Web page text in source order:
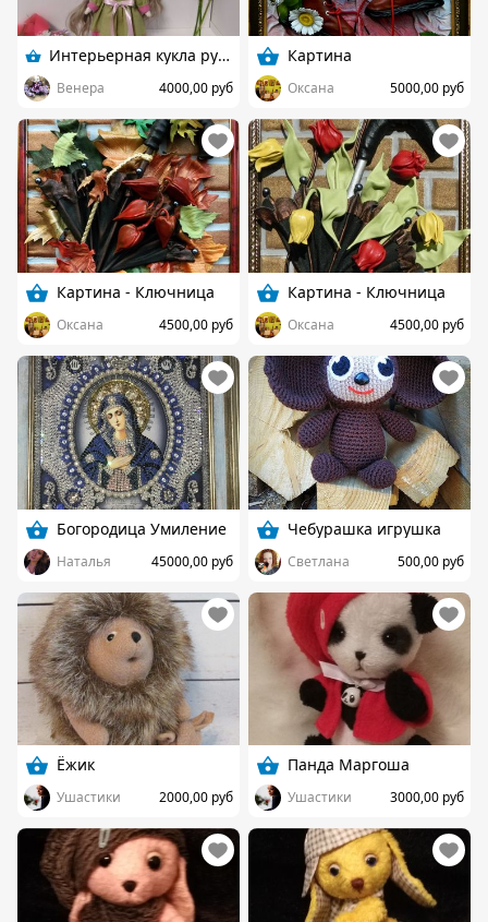
Интерьерная кукла ручной работы
Венера 4000,00 руб
Картина
Оксана 5000,00 руб
Картина - Ключница
Оксана 4500,00 руб
Картина - Ключница
Оксана 4500,00 руб
Богородица Умиление
Наталья 45000,00 руб
Чебурашка игрушка
Светлана 500,00 руб
Ёжик
Ушастики 2000,00 руб
Панда Маргоша
Ушастики 3000,00 руб